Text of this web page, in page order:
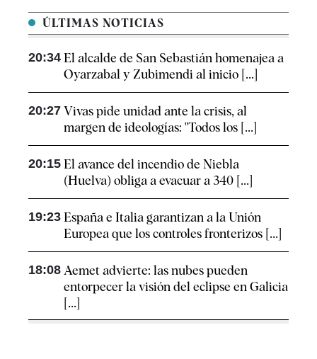
ÚLTIMAS NOTICIAS
20:34 El alcalde de San Sebastián homenajea a
Oyarzabal y Zubimendi al inicio [...]
20:27 Vivas pide unidad ante la crisis, al
margen de ideologías: "Todos los [...]
20:15 El avance del incendio de Niebla
(Huelva) obliga a evacuar a 340 [...]
19:23 España e Italia garantizan a la Unión
Europea que los controles fronterizos [...]
18:08 Aemet advierte: las nubes pueden
entorpecer la visión del eclipse en Galicia
[...]